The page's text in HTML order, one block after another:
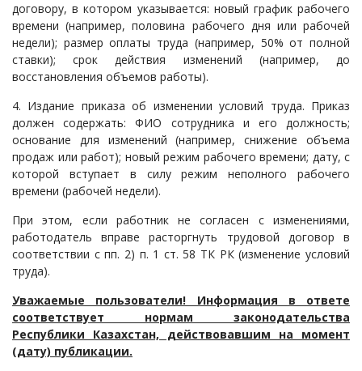
договору, в котором указывается: новый график рабочего
времени (например, половина рабочего дня или рабочей
недели); размер оплаты труда (например, 50% от полной
ставки); срок действия изменений (например, до
восстановления объемов работы).
4. Издание приказа об изменении условий труда. Приказ
должен содержать: ФИО сотрудника и его должность;
основание для изменений (например, снижение объема
продаж или работ); новый режим рабочего времени; дату, с
которой вступает в силу режим неполного рабочего
времени (рабочей недели).
При этом, если работник не согласен с изменениями,
работодатель вправе расторгнуть трудовой договор в
соответствии с пп. 2) п. 1 ст. 58 ТК РК (изменение условий
труда).
Уважаемые пользователи! Информация в ответе
соответствует нормам законодательства
Республики Казахстан, действовавшим на момент
(дату) публикации.